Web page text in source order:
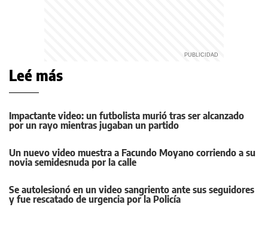
Leé más
Impactante video: un futbolista murió tras ser alcanzado
por un rayo mientras jugaban un partido
Un nuevo video muestra a Facundo Moyano corriendo a su
novia semidesnuda por la calle
Se autolesionó en un video sangriento ante sus seguidores
y fue rescatado de urgencia por la Policía